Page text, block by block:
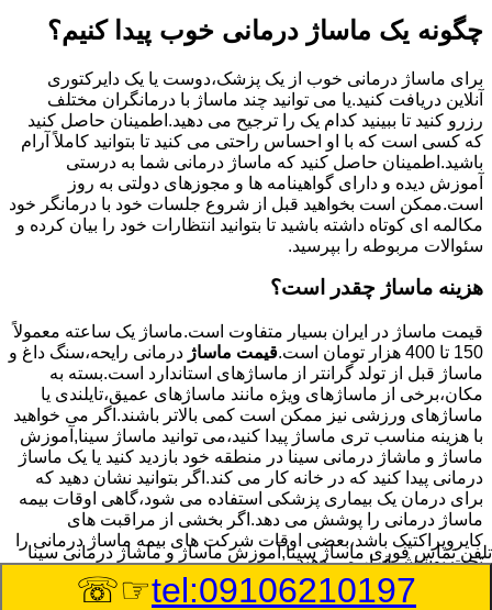
چگونه یک ماساژ درمانی خوب پیدا کنیم؟
برای ماساژ درمانی خوب از یک پزشک،دوست یا یک دایرکتوری
آنلاین دریافت کنید.یا می توانید چند ماساژ با درمانگران مختلف
رزرو کنید تا ببینید کدام یک را ترجیح می دهید.اطمینان حاصل کنید
که کسی است که با او احساس راحتی می کنید تا بتوانید کاملاً آرام
باشید.اطمینان حاصل کنید که ماساژ درمانی شما به درستی
آموزش دیده و دارای گواهینامه ها و مجوزهای دولتی به روز
است.ممکن است بخواهید قبل از شروع جلسات خود با درمانگر خود
مکالمه ای کوتاه داشته باشید تا بتوانید انتظارات خود را بیان کرده و
سئوالات مربوطه را بپرسید.
هزینه ماساژ چقدر است؟
قیمت ماساژ در ایران بسیار متفاوت است.ماساژ یک ساعته معمولاً
150 تا 400 هزار تومان است.
قیمت ماساژ درمانی رایحه،سنگ داغ و
ماساژ قبل از تولد گرانتر از ماساژهای استاندارد است.بسته به
مکان،برخی از ماساژهای ویژه مانند ماساژهای عمیق،تایلندی یا
ماساژهای ورزشی نیز ممکن است کمی بالاتر باشند.اگر می خواهید
با هزینه مناسب تری ماساژ پیدا کنید،می توانید ماساژ سینا,آموزش
ماساژ و ماشاژ درمانی سینا در منطقه خود بازدید کنید یا یک ماساژ
درمانی پیدا کنید که در خانه کار می کند.اگر بتوانید نشان دهید که
برای درمان یک بیماری پزشکی استفاده می شود،گاهی اوقات بیمه
ماساژ درمانی را پوشش می دهد.اگر بخشی از مراقبت های
کایروپراکتیک باشد،بعضی اوقات شرکت های بیمه ماساژ درمانی را
تحت پوشش قرار می دهند.
8/7/2026 3:39:24 PM
تلفن تماس فوریماساژ سینا,آموزش ماساژ و ماشاژ درمانی سینا
tel:09106210197
☞☏